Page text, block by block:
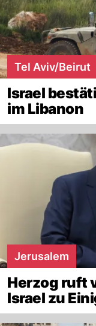
Tel Aviv/Beirut
Israel
im Libanon
Jerusalem
Herzog ruft
Israel zu